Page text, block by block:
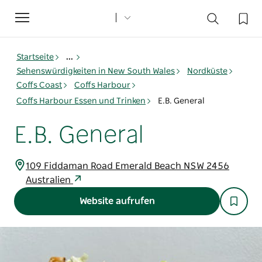
Toggle
navigation
Startseite
...
Sehenswürdigkeiten in New South Wales
Nordküste
Coffs Coast
Coffs Harbour
Coffs Harbour Essen und Trinken
E.B. General
E.B. General
109 Fiddaman Road Emerald Beach NSW 2456
Australien
Website aufrufen